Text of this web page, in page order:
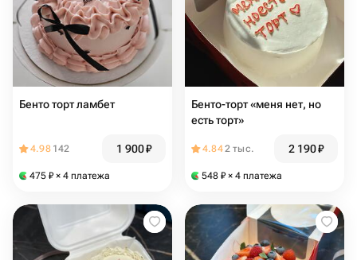
Бенто торт ламбет
4.98 142 1 900₽
475 ₽ × 4 платежа
Бенто-торт «меня нет, но
есть торт»
4.842 тыс. 2 190₽
548 ₽ × 4 платежа